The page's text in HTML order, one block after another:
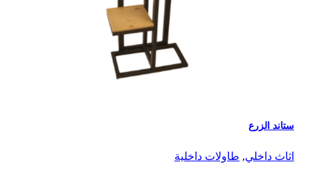
ستاند الزرع
اثاث داخلي, ⁠طاولات داخلية